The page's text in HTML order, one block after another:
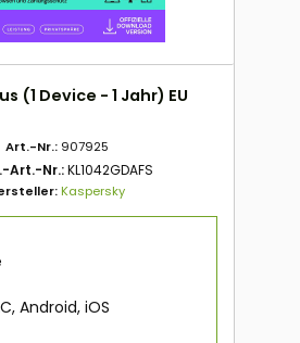
(1 Device - 1 Jahr) EU
Art.-Nr.: 907925
Art.-Nr.:KL1042GDAFS
Kaspersky
Android, iOS